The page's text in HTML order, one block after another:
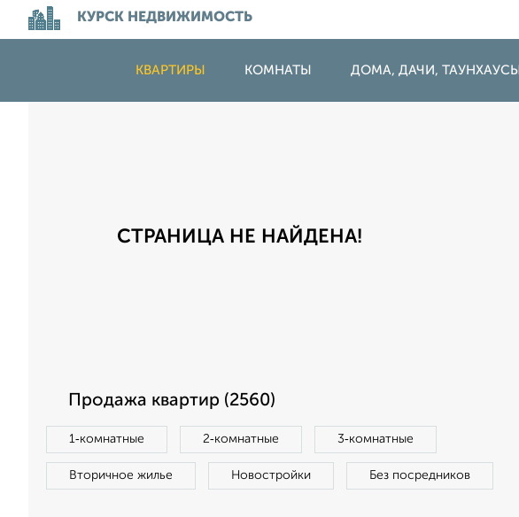
КУРСК НЕДВИЖИМОСТЬ
КВАРТИРЫ КОМНАТЫ ДОМА, ДАЧИ, ТАУНХАУСЫ
СТРАНИЦА НЕ НАЙДЕНА!
Продажа квартир (2560)
1‑комнатные 2‑комнатные 3‑комнатные
Вторичное жилье Новостройки Без посредников